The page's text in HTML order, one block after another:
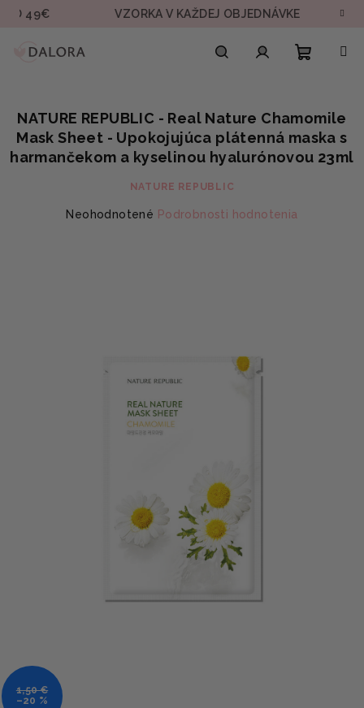
Prejsť
VZORKA V KAŽDEJ OBJEDNÁVKE
košík
NATURE REPUBLIC - Real Nature Chamomile
Mask Sheet - Upokojujúca plátenná maska s
harmančekom a kyselinou hyalurónovou 23ml
NATURE REPUBLIC
Priemerné
Neohodnotené Podrobnosti hodnotenia
1,50 €
–20 %